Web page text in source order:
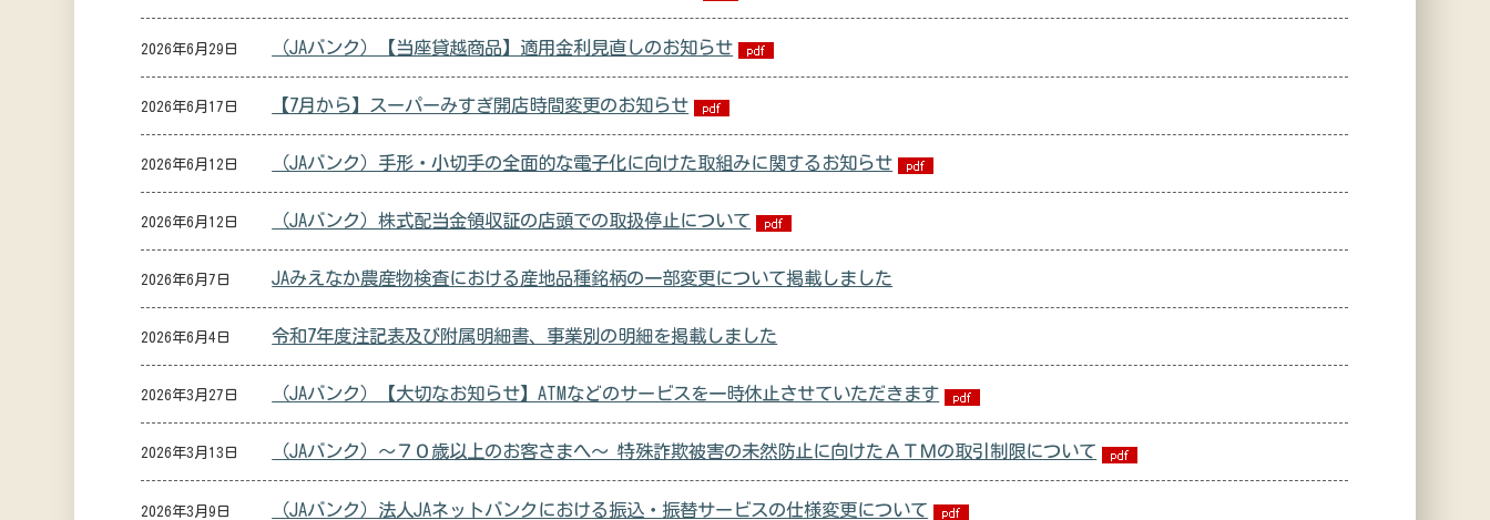
2026年6月29日 （JAバンク）【当座貸越商品】適用金利見直しのお知らせ
2026年6月17日 【7月から】スーパーみすぎ開店時間変更のお知らせ
2026年6月12日 （JAバンク）手形・小切手の全面的な電子化に向けた取組みに関するお知らせ
2026年6月12日 （JAバンク）株式配当金領収証の店頭での取扱停止について
2026年6月7日 JAみえなか農産物検査における産地品種銘柄の一部変更について掲載しました
2026年6月4日 令和7年度注記表及び附属明細書、事業別の明細を掲載しました
2026年3月27日 （JAバンク）【大切なお知らせ】ATMなどのサービスを一時休止させていただきます
2026年3月13日 （JAバンク）～７０歳以上のお客さまへ～ 特殊詐欺被害の未然防止に向けたＡＴＭの取引制限について
2026年3月9日 （JAバンク）法人JAネットバンクにおける振込・振替サービスの仕様変更について